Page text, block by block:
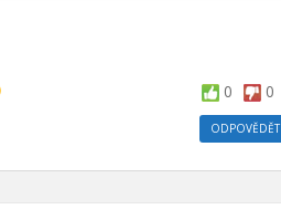
0 0
ODPOVĚDĚT